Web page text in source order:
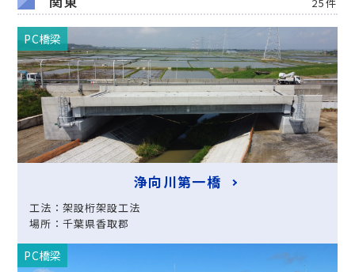
PC橋梁
浄向川第一橋
工法：架設桁架設工法
場所：千葉県香取郡
PC橋梁